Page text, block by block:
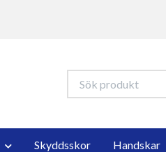
Skyddsskor Handskar